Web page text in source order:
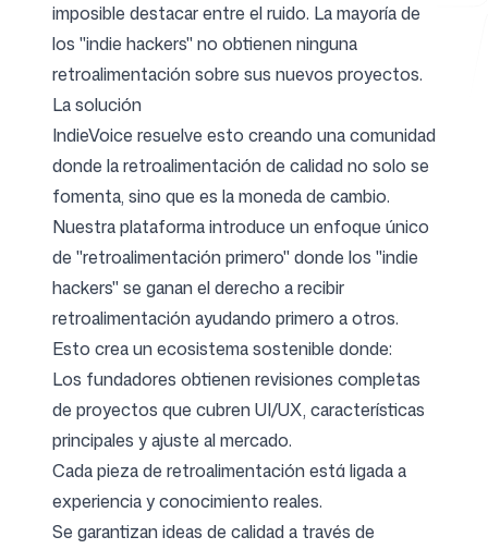
Herramientas gratuitas
FAQ
Contacto
Iniciar sesión Regístrate
Síguenos
imposible destacar entre el ruido. La mayoría de
los "indie hackers" no obtienen ninguna
retroalimentación sobre sus nuevos proyectos.
La solución
IndieVoice resuelve esto creando una comunidad
donde la retroalimentación de calidad no solo se
fomenta, sino que es la moneda de cambio.
Nuestra plataforma introduce un enfoque único
de "retroalimentación primero" donde los "indie
hackers" se ganan el derecho a recibir
retroalimentación ayudando primero a otros.
Esto crea un ecosistema sostenible donde:
Los fundadores obtienen revisiones completas
de proyectos que cubren UI/UX, características
principales y ajuste al mercado.
Cada pieza de retroalimentación está ligada a
experiencia y conocimiento reales.
Se garantizan ideas de calidad a través de